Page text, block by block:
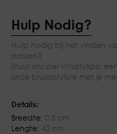
Details:
Breedte: 0,3 cm
Lengte: 42 cm
Hulp Nodig?
Hulp nodig bij het vinden
passen?
Stuur ons per WhatsApp
onze bruidsstyliste met je